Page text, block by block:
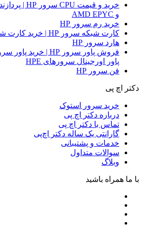
و AMD EPYC
خرید رم سرور HP
کارت شبکه سرور HP | خرید کارت شبکه HP
هارد سرور HP
پاور اورجینال سرورهای HPE
فن سرور HP
دکتر اچ پی
خرید سرور استوک
درباره دکتر اچ پی
تماس با دکتر اچ پی
گارانتی یک ساله دکتر اچ‌پی
خدمات و پشتیبانی
سوالات متداول
وبلاگ
با ما همراه باشید